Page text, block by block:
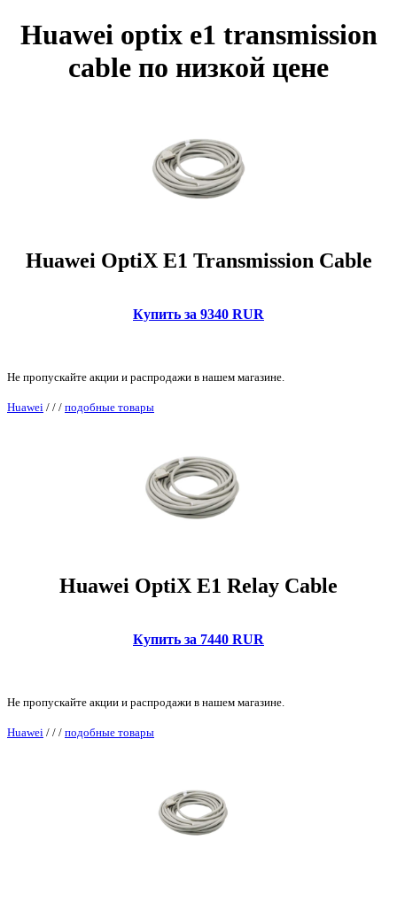
Huawei optix e1 transmission
cable по низкой цене
Huawei OptiX E1 Transmission Cable
Купить за 9340 RUR
Не пропускайте акции и распродажи в нашем магазине.
Huawei / / / подобные товары
Huawei OptiX E1 Relay Cable
Купить за 7440 RUR
Не пропускайте акции и распродажи в нашем магазине.
Huawei / / / подобные товары